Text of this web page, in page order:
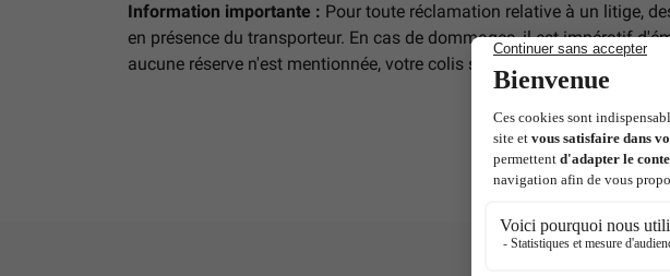
Information importante : Pour toute réclamation relative à un litige,
en présence du transporteur. En cas de dommages, il est impératif
aucune réserve n'est mentionnée, votre colis sera considéré comme